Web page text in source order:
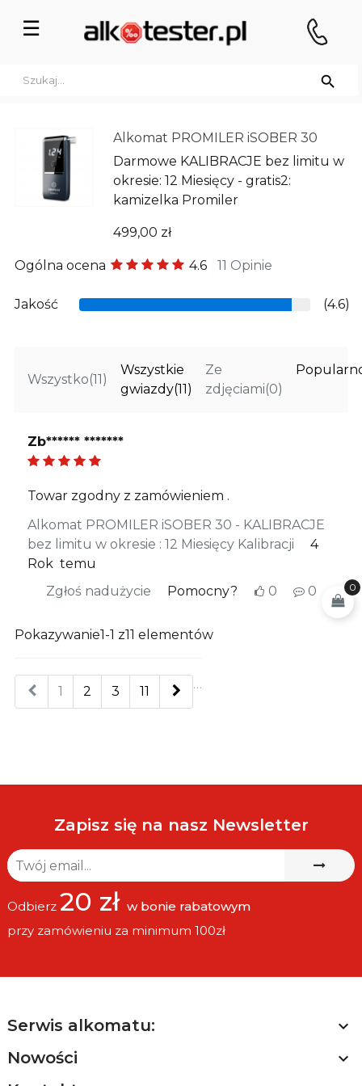
Przełącz
nawigację
☰

Alkomat PROMILER iSOBER 30
Darmowe KALIBRACJE bez limitu w
okresie: 12 Miesięcy - gratis2:
kamizelka Promiler
499,00 zł
Ogólna ocena 4.6 11 Opinie
Jakość (4.6)
Wszystko(11)
Wszystkie
gwiazdy(11)
Ze
zdjęciami(0)
Zb****** *******
Towar zgodny z zamówieniem .
Alkomat PROMILER iSOBER 30 - KALIBRACJE
bez limitu w okresie : 12 Miesięcy Kalibracji
4
Rok temu
Zgłoś nadużycie
Pomocny? 0 0
Pokazywanie1-1 z11 elementów
Poprzedni
1 2 3 …
11 Następny
Zapisz się na nasz Newsletter
Odbierz 20 zł w bonie rabatowym
przy zamówieniu za minimum 100zł
Serwis alkomatu:

Nowości

0